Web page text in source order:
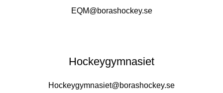
EQM@borashockey.se
Hockeygymnasiet
Hockeygymnasiet@borashockey.se